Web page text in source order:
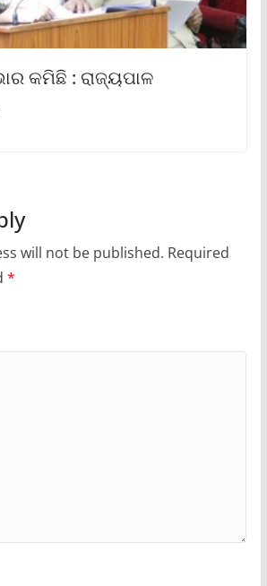
କମିଛି : ରାଜ୍ୟପାଳ
will not be published. Required
*